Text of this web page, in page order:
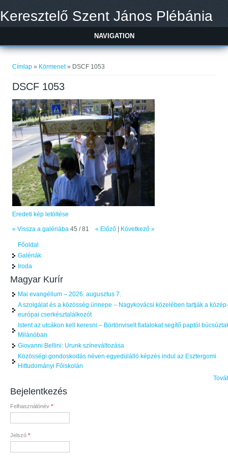
Keresztelő Szent János Plébánia
NAVIGATION
Címlap » Körmenet» DSCF 1053
DSCF 1053
Eredeti kép letöltése
« Vissza a galériába 45 / 81 « Előző| Következő »
Főoldal
Galériák
Iroda
Magyar Kurír
Mai evangélium – 2026. augusztus 7.
A szolgálat és a közösség ünnepe – Nagykovácsi közelében tartják a közép-
európai cserkésztalálkozót
Istent az utcákon kell keresni – Börtönviselt fiatalokat segítő paptól
Milánóban
Giovanni Bellini: Urunk színeváltozása
Közösségi gondoskodás néven egyedülálló képzés indul az Esztergomi
Hittudományi Főiskolán
Bejelentkezés
Felhasználónév *
Jelszó *